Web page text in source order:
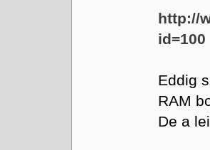
http://
id=100
Eddig
RAM
De a